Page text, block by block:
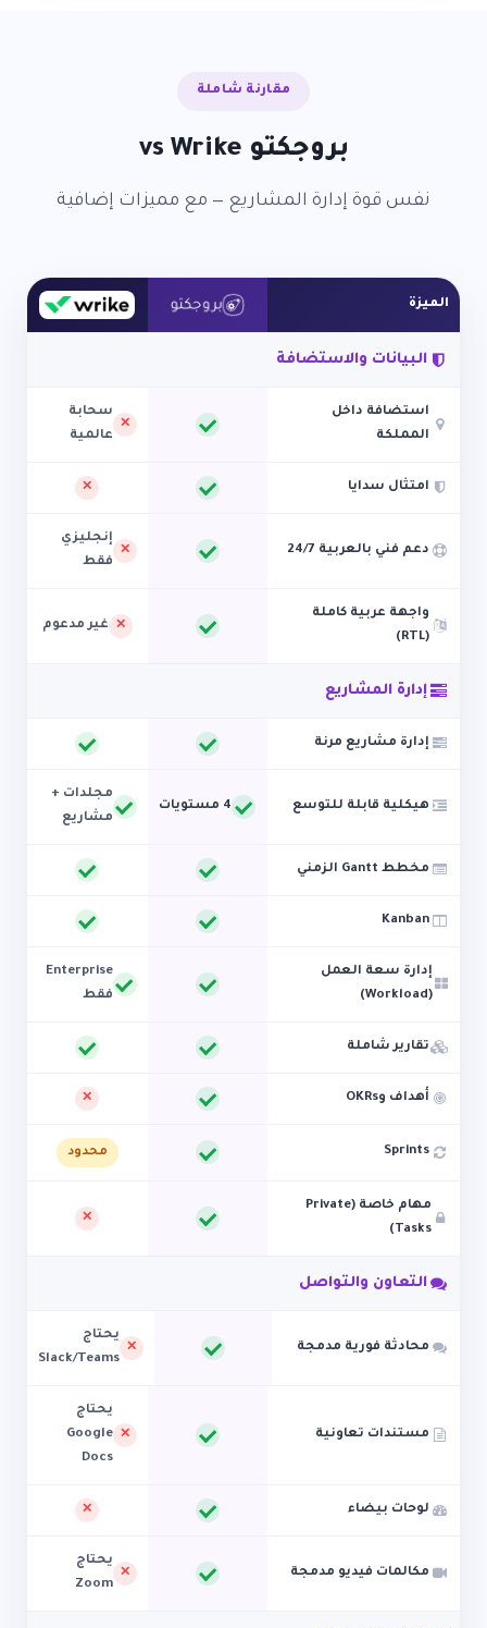
مقارنة شاملة
بروجكتو vs Wrike
نفس قوة إدارة المشاريع — مع مميزات إضافية
الميزة
البيانات والاستضافة
استضافة داخل
المملكة
سحابة
عالمية
امتثال سدايا
دعم فني بالعربية 24/7
إنجليزي
فقط
واجهة عربية كاملة
(RTL)
غير مدعوم
إدارة المشاريع
إدارة مشاريع مرنة
هيكلية قابلة للتوسع 4 مستويات
مجلدات +
مشاريع
مخطط Gantt الزمني
Kanban
إدارة سعة العمل
(Workload)
Enterprise
فقط
تقارير شاملة
أهداف وOKRs
Sprints محدود
مهام خاصة (Private
Tasks)
التعاون والتواصل
محادثة فورية مدمجة
يحتاج
Slack/Teams
مستندات تعاونية
يحتاج
Google
Docs
لوحات بيضاء
مكالمات فيديو مدمجة
يحتاج
Zoom